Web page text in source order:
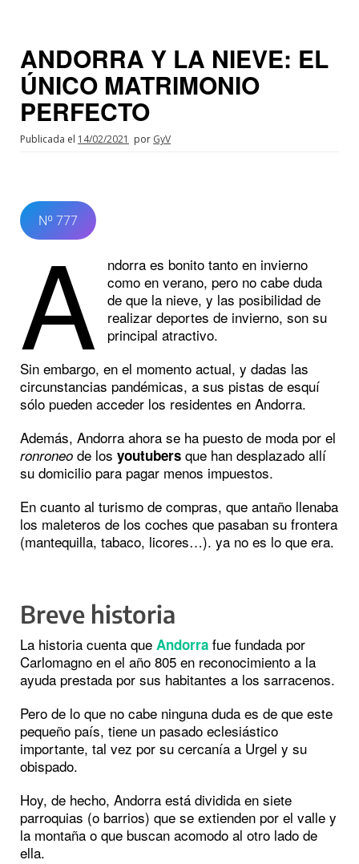
ANDORRA Y LA NIEVE: EL
ÚNICO MATRIMONIO
PERFECTO
Publicada el 14/02/2021 por GyV
Nº 777
A
ndorra es bonito tanto en invierno
como en verano, pero no cabe duda
de que la nieve, y las posibilidad de
realizar deportes de invierno, son su
principal atractivo.
Sin embargo, en el momento actual, y dadas las
circunstancias pandémicas, a sus pistas de esquí
sólo pueden acceder los residentes en Andorra.
Además, Andorra ahora se ha puesto de moda por el
ronroneo de los youtubers que han desplazado allí
su domicilio para pagar menos impuestos.
En cuanto al turismo de compras, que antaño llenaba
los maleteros de los coches que pasaban su frontera
(mantequilla, tabaco, licores…). ya no es lo que era.
Breve historia
La historia cuenta que Andorra fue fundada por
Carlomagno en el año 805 en reconocimiento a la
ayuda prestada por sus habitantes a los sarracenos.
Pero de lo que no cabe ninguna duda es de que este
pequeño país, tiene un pasado eclesiástico
importante, tal vez por su cercanía a Urgel y su
obispado.
Hoy, de hecho, Andorra está dividida en siete
parroquias (o barrios) que se extienden por el valle y
la montaña o que buscan acomodo al otro lado de
ella.